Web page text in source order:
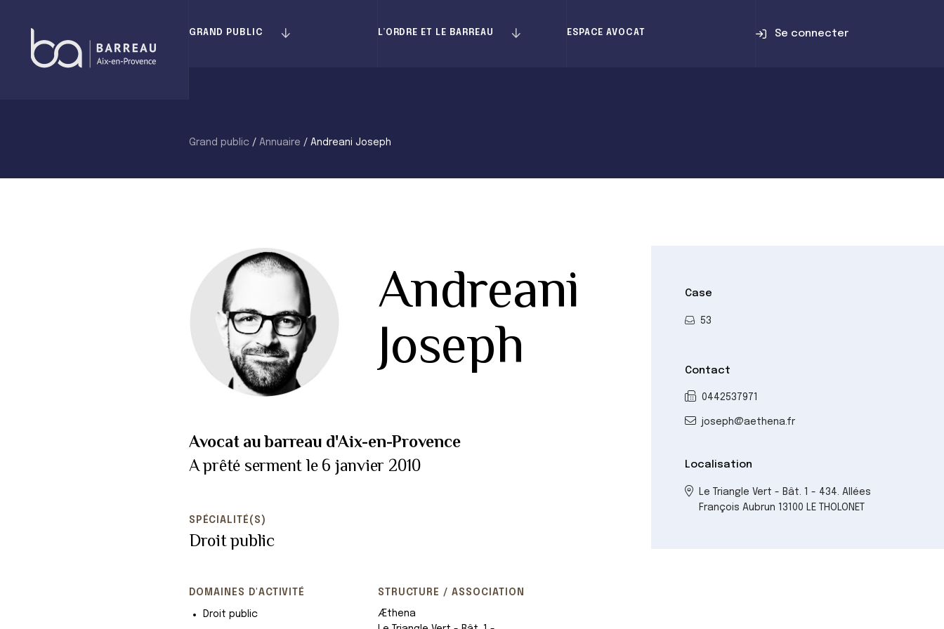
content
GRAND PUBLIC L’ORDRE ET LE BARREAU ESPACE AVOCAT Se connecter
Grand public/ Annuaire / Andreani Joseph
Andreani
Joseph
Avocat au barreau d'Aix-en-Provence
A prêté serment le 6 janvier 2010
SPÉCIALITÉ(S)
Droit public
DOMAINES D'ACTIVITÉ
Droit public
STRUCTURE / ASSOCIATION
Æthena
Case
53
Contact
0442537971
joseph@aethena.fr
Localisation
Le Triangle Vert - Bât. 1 - 434. Allées
François Aubrun 13100 LE THOLONET